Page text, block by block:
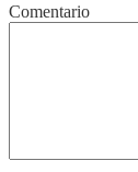
Comentario